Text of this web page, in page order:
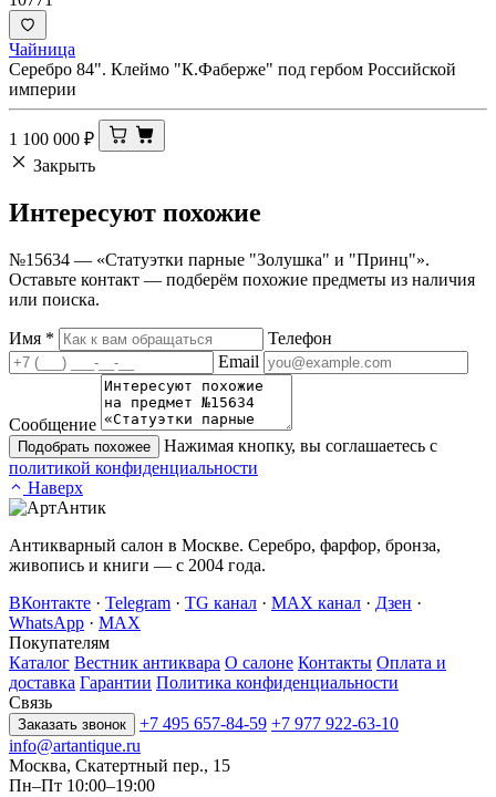
Чайница
Серебро 84". Клеймо "К.Фаберже" под гербом Российской
империи
1 100 000 ₽
Закрыть
Интересуют похожие
№15634 — «Статуэтки парные "Золушка" и "Принц"».
Оставьте контакт — подберём похожие предметы из наличия
или поиска.
Имя *
Телефон
Email
Сообщение
Подобрать похожее
Нажимая кнопку, вы соглашаетесь с
политикой конфиденциальности
Наверх
Антикварный салон в Москве. Серебро, фарфор, бронза,
живопись и книги — с 2004 года.
ВКонтакте · Telegram · TG канал · MAX канал · Дзен ·
WhatsApp · MAX
Покупателям
Каталог Вестник антиквара О салоне Контакты Оплата и
доставка Гарантии Политика конфиденциальности
Связь
Заказать звонок +7 495 657-84-59 +7 977 922-63-10
info@artantique.ru
Москва, Скатертный пер., 15
Пн–Пт 10:00–19:00